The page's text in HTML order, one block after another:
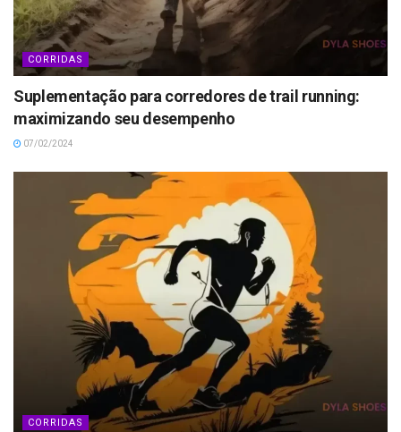
CORRIDAS
Suplementação para corredores de trail running:
maximizando seu desempenho
07/02/2024
CORRIDAS